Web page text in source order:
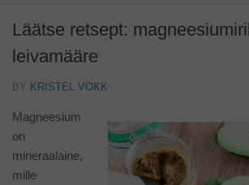
Läätse retsept:
leivamääre
BY KRISTEL VOKK
Magneesium
on
mineraalaine,
mille